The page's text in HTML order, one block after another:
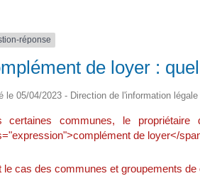
réponse
de loyer :
le 05/04/2023 - Direction de l'information
certaines communes, le
de loyer</
le cas des communes et groupements